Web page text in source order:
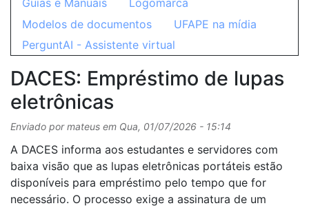
DACES: Empréstimo de lupas
eletrônicas
Enviado pormateus em Qua, 01/07/2026 - 15:14
A DACES informa aos estudantes e servidores com
baixa visão que as lupas eletrônicas portáteis estão
disponíveis para empréstimo pelo tempo que for
necessário. O processo exige a assinatura de um
Guias e Manuais
Logomarca
Modelos de documentos
UFAPE na mídia
PerguntAI - Assistente virtual